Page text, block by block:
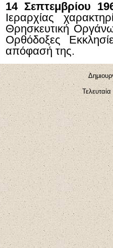
14 Σεπτεμβρίου
Ιεραρχίας
Θρησκευτική
Ορθόδοξες
απόφασή της.